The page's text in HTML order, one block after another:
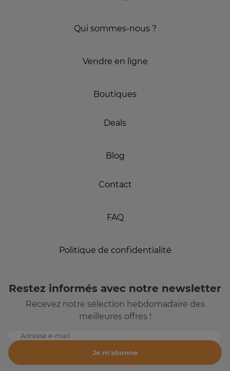
Qui sommes-nous ?
Vendre en ligne
Boutiques
Deals
Blog
Contact
FAQ
Politique de confidentialité
Restez informés avec notre newsletter
Recevez notre sélection hebdomadaire des
meilleures offres !
Adresse e-mail
Je m'abonne